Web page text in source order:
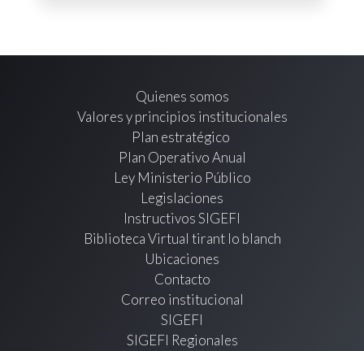
Quienes somos
Valores y principios institucionales
Plan estratégico
Plan Operativo Anual
Ley Ministerio Público
Legislaciones
Instructivos SIGEFI
Biblioteca Virtual tirant lo blanch
Ubicaciones
Contacto
Correo institucional
SIGEFI
SIGEFI Regionales